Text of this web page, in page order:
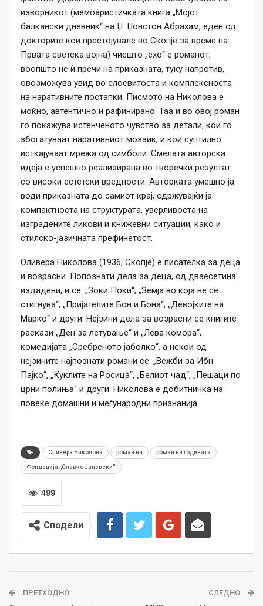
изворникот (мемоаристичката книга „Мојот
балкански дневник“ на Џ. Џонстон Абрахам, еден од
докторите кои престојувале во Скопје за време на
Првата светска војна) чиешто „ехо“ е романот,
воопшто не ѝ пречи на приказната, туку напротив,
овозможува увид во слоевитоста и комплексноста
на наративните постапки. Писмото на Николова е
моќно, автентично и рафинирано. Таа и во овој роман
го покажува истенченото чувство за детали, кои го
збогатуваат наративниот мозаик, и кои суптилно
исткајуваат мрежа од симболи. Смелата авторска
идеја е успешно реализирана во творечки резултат
со високи естетски вредности. Авторката умешно ја
води приказната до самиот крај, одржувајќи ја
компактноста на структурата, уверливоста на
изградените ликови и книжевни ситуации, како и
стилско-јазичната префинетост.
Оливера Николова (1936, Скопје) е писателка за деца
и возрасни. Попознати дела за деца, од дваесетина
издадени, и се: „Зоки Поки“, „Земја во која не се
стигнува“, „Пријателите Бон и Бона“, „Девојките на
Марко“ и други. Нејзини дела за возрасни се книгите
раскази „Ден за летување“ и „Лева комора“,
комедијата „Сребреното јаболко“, а некои од
нејзините најпознати романи се: „Вежби за Ибн
Пајко“, „Куклите на Росица“, „Белиот чад“, „Пешаци по
црни полиња“ и други. Николова е добитничка на
повеќе домашни и меѓународни признанија.
Оливера Николова роман на роман на годината
Фондација „Славко Јаневски“
499
Сподели
ПРЕТХОДНО СЛЕДНО